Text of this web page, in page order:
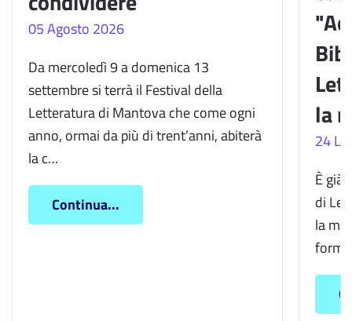
05 Agosto 2026
Da mercoledì 9 a domenica 13
settembre si terrà il Festival della
Letteratura di Mantova che come ogni
anno, ormai da più di trent’anni, abiterà
la c…
Continua...
la
24
È già
di
la